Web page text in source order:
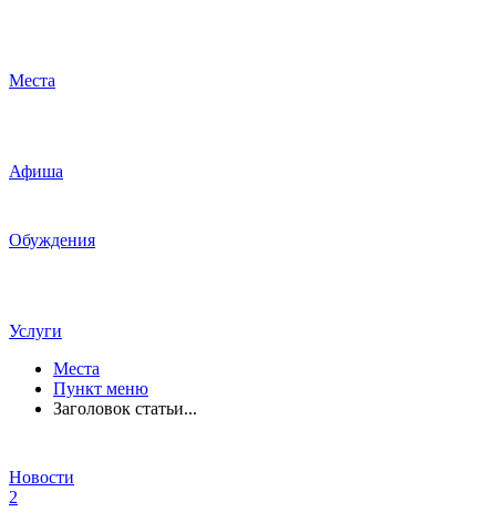
Места
Афиша
Обуждения
Услуги
Места
Пункт меню
Заголовок статьи...
Новости
2